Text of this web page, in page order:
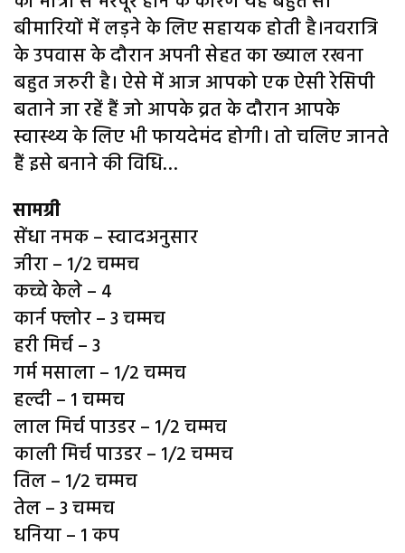
बीमारियों में लड़ने के लिए सहायक होती है।नवरात्रि
के उपवास के दौरान अपनी सेहत का ख्याल रखना
बहुत जरुरी है। ऐसे में आज आपको एक ऐसी रेसिपी
बताने जा रहें हैं जो आपके व्रत के दौरान आपके
स्वास्थ्य के लिए भी फायदेमंद होगी। तो चलिए जानते
हैं इसे बनाने की विधि…
सामग्री
सेंधा नमक – स्वादअनुसार
जीरा – 1/2 चम्मच
कच्चे केले – 4
कार्न फ्लोर – 3 चम्मच
हरी मिर्च – 3
गर्म मसाला – 1/2 चम्मच
हल्दी – 1 चम्मच
लाल मिर्च पाउडर – 1/2 चम्मच
काली मिर्च पाउडर – 1/2 चम्मच
तिल – 1/2 चम्मच
तेल – 3 चम्मच
धनिया – 1 कप